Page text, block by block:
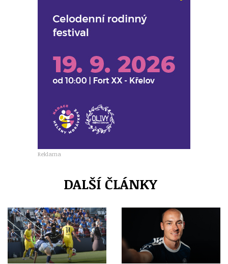
Reklama
DALŠÍ ČLÁNKY